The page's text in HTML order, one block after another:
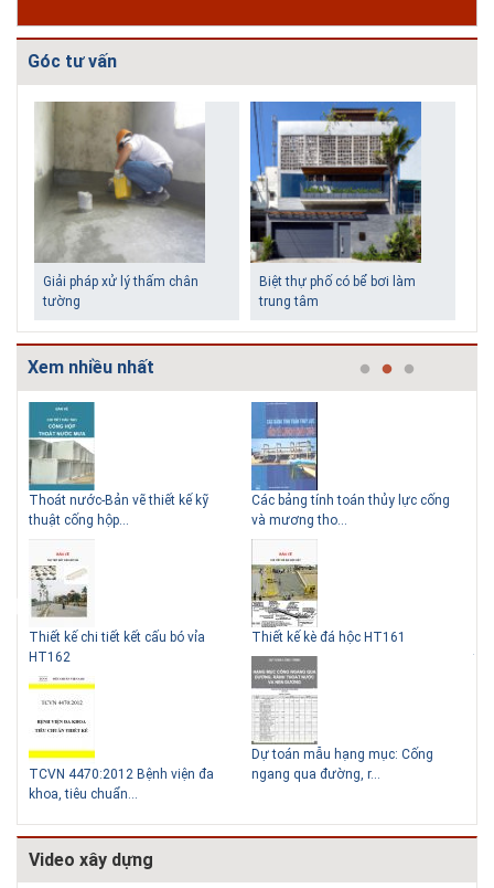
Hà Nội
Ngoài các khách sạn và nhà nghỉ, nhiều du khách có xu hướng tìm đến
các homestay cho kỳ nghỉ của mình.
Góc tư vấn
Giải pháp xử lý thấm chân
tường
Biệt thự phố có bể bơi làm
trung tâm
Những ngôi nhà một tầng ít
tiền vẫn đẹp
Lý do nên sử dụng gạch block
để xây nhà
Xem nhiều nhất
Thoát nước-Bản vẽ thiết kế kỹ
thuật cống hộp...
Thiết kế chi tiết kết cấu bó vỉa
HT162
TCVN 4470:2012 Bệnh viện đa
khoa, tiêu chuẩn...
Các bảng tính toán thủy lực cống
và mương tho...
Thiết kế kè đá hộc HT161
Dự toán mẫu hạng mục: Cống
ngang qua đường, r...
Video xây dựng